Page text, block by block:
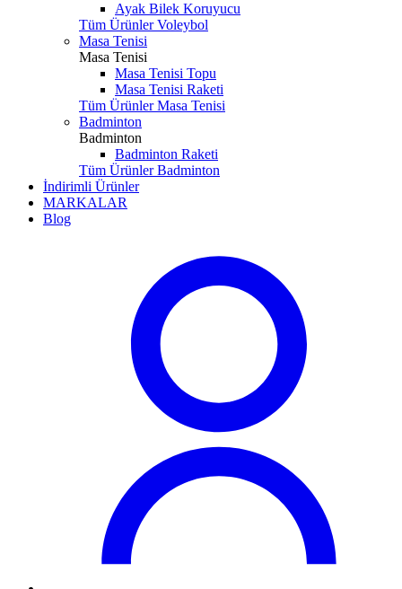
Ayak Bilek Koruyucu
Tüm Ürünler Voleybol
Masa Tenisi
Masa Tenisi
Masa Tenisi Topu
Masa Tenisi Raketi
Tüm Ürünler Masa Tenisi
Badminton
Badminton
Badminton Raketi
Tüm Ürünler Badminton
İndirimli Ürünler
MARKALAR
Blog